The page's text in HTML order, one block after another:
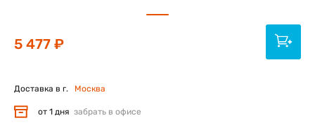
5 477 ₽
Доставка в г. Москва
от 1 дня забрать в офисе